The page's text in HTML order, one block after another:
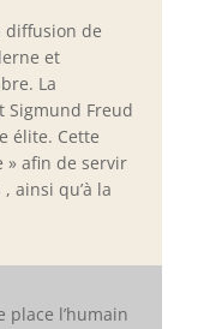
diffusion de
et
La
Sigmund Freud
élite. Cette
» afin de servir
ainsi qu’à la
place l’humain